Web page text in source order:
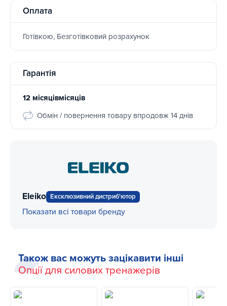
Оплата
Готівкою, Безготівковий розрахунок
Гарантія
12 місяцівмісяців
Обмін / повернення товару впродовж 14 днів
Eleiko Ексклюзивний дистриб'ютор
Показати всі товари бренду
Також вас можуть зацікавити інші
Опції для силових тренажерів